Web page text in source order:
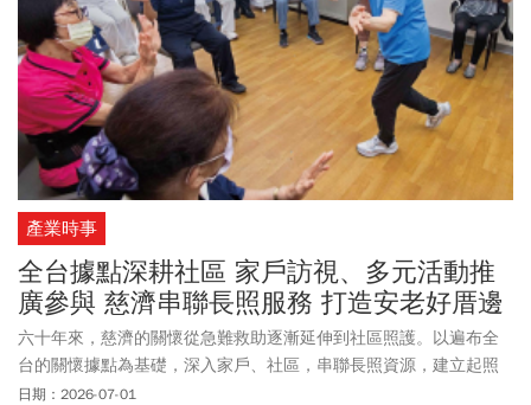
產業時事
全台據點深耕社區 家戶訪視、多元活動推
廣參與 慈濟串聯長照服務 打造安老好厝邊
六十年來，慈濟的關懷從急難救助逐漸延伸到社區照護。以遍布全
台的關懷據點為基礎，深入家戶、社區，串聯長照資源，建立起照
護網，讓巷弄好厝邊成為在地安老的溫暖依靠。
日期：2026-07-01